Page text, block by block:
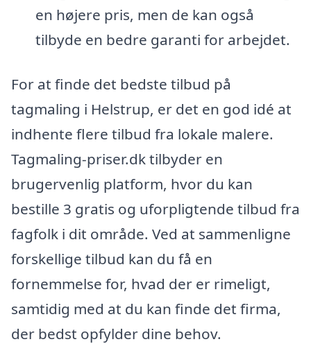
en højere pris, men de kan også
tilbyde en bedre garanti for arbejdet.
For at finde det bedste tilbud på
tagmaling i Helstrup, er det en god idé at
indhente flere tilbud fra lokale malere.
Tagmaling-priser.dk tilbyder en
brugervenlig platform, hvor du kan
bestille 3 gratis og uforpligtende tilbud fra
fagfolk i dit område. Ved at sammenligne
forskellige tilbud kan du få en
fornemmelse for, hvad der er rimeligt,
samtidig med at du kan finde det firma,
der bedst opfylder dine behov.